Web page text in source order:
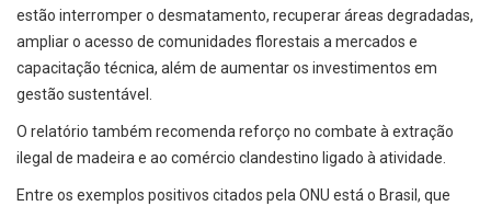
estão interromper o desmatamento, recuperar áreas degradadas,
ampliar o acesso de comunidades florestais a mercados e
capacitação técnica, além de aumentar os investimentos em
gestão sustentável.
O relatório também recomenda reforço no combate à extração
ilegal de madeira e ao comércio clandestino ligado à atividade.
Entre os exemplos positivos citados pela ONU está o Brasil, que